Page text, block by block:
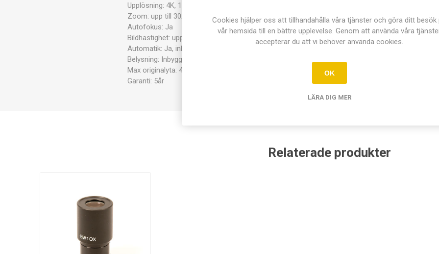
Upplösning: 4K, 1080p, 720p, XGA.
Zoom: upp till 30x.
Autofokus: Ja
Bildhastighet: upp till 30 bilder/sek.
Automatik: Ja, inbyggd vitbalans och exponeringsautomatik.
Belysning: Inbyggd LED.
Max originalyta: 420x316mm.
Garanti: 5år
Relaterade produkter
Cookies hjälper oss att tillhandahålla våra tjänster och göra ditt besök
vår hemsida till en bättre upplevelse. Genom att använda våra
accepterar du att vi behöver använda cookies.
OK
LÄRA DIG MER